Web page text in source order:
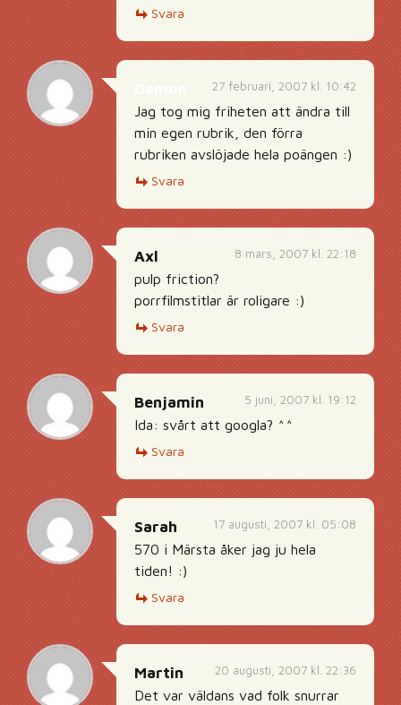
Svara
27 februari, 2007 kl. 10:42
Jag tog mig friheten att ändra till
min egen rubrik, den förra
rubriken avslöjade hela poängen :)
Svara
8 mars, 2007 kl. 22:18
Axl
pulp friction?
porrfilmstitlar är roligare :)
Svara
5 juni, 2007 kl. 19:12
Benjamin
Ida: svårt att googla? ^^
Svara
17 augusti, 2007 kl. 05:08
Sarah
570 i Märsta åker jag ju hela
tiden! :)
Svara
20 augusti, 2007 kl. 22:36
Martin
Det var väldans vad folk snurrar